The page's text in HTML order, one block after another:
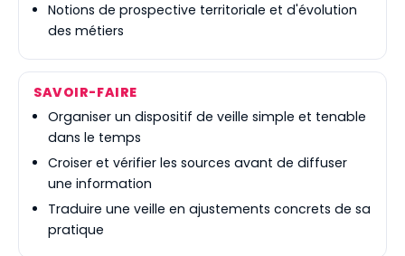
Notions de prospective territoriale et d'évolution
des métiers
SAVOIR-FAIRE
Organiser un dispositif de veille simple et tenable
dans le temps
Croiser et vérifier les sources avant de diffuser
une information
Traduire une veille en ajustements concrets de sa
pratique